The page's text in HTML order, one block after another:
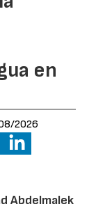
en
2026
Abdelmalek